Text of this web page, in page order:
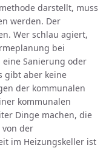
darstellt, muss
werden. Der
Wer schlau agiert,
bei
Sanierung oder
gibt aber keine
der kommunalen
kommunalen
Dinge machen, die
von der
im Heizungskeller ist